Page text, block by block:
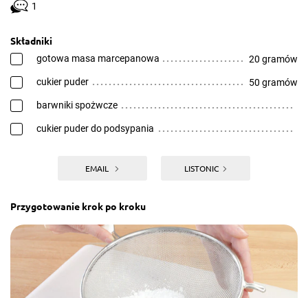
1
Składniki
gotowa masa marcepanowa 20 gramów
cukier puder 50 gramów
barwniki spożwcze
cukier puder do podsypania
EMAIL LISTONIC
Przygotowanie krok po kroku